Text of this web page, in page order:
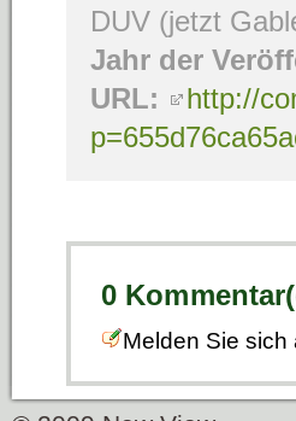
DUV (jetzt
Jahr der
URL:
http://
0
Melden Sie